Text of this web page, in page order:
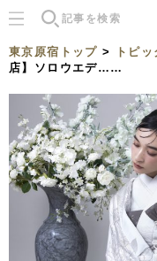
東京原宿トップ > トピ
店】ソロウエデ……